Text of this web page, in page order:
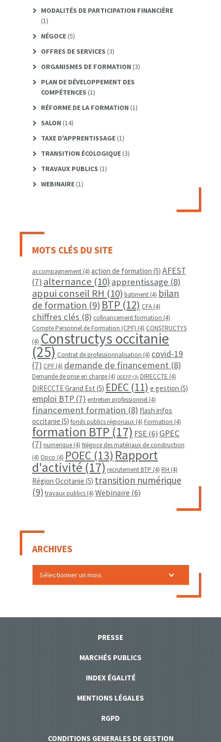
MODALITÉS DE PARTICIPATION FINANCIÈRE
(1)
NÉGOCE(5)
OFFRES DE SERVICES (3)
ORGANISMES DE FORMATION (3)
PLAN DE DÉVELOPPEMENT DES
COMPÉTENCES (1)
RÉFORME DE LA FORMATION (1)
SALON (14)
TAXE D'APPRENTISSAGE(1)
TRANSITION ÉCOLOGIQUE(3)
TRAVAUX PUBLICS (1)
WEBINAIRE(1)
MOTS CLÉS DU SITE
accompagnement (4) action de formation (5) AFEST
(7) alternance (10) apprentissage (8)
appui conseil RH (10) batiment (4) bilan
de formation (9) BTP (12) CFA (4)
chiffres clés (8) cofinancement formation (4)
Compte Personnel de Formation (CPF) (4) CONSTRUCTYS
(4) Constructys occitanie
(25) Contrat de professionnalisation (4) covid-19
(7) CPF (4) demande de financement (8)
Demande de prise en charge (4) DGEFP (3) DIRECCTE (4)
DIRECCTE Grand Est (5) EDEC (11) e gestion (5)
emploi BTP (7) entretien professionnel (4)
financement formation (8) flash infos
occitanie (5) fonds publics régionaux (4) Formation (4)
formation BTP (17) FSE (6) GPEC
(7) numerique (4) Négoce des matériaux de construction
(4) Opco (4) POEC (13) Rapport
d'activité (17) recrutement BTP (4) RH (4)
Région Occitanie (5) transition numérique
(9) travaux publics (4) Webinaire (6)
ARCHIVES
PRESSE
MARCHÉS PUBLICS
INDEX ÉGALITÉ
MENTIONS LÉGALES
RGPD
CONDITIONS GENERALES DE GESTION